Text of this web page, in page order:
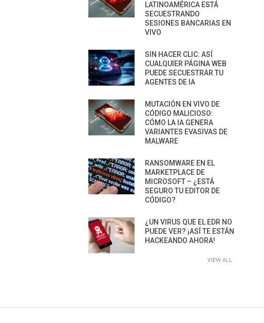
LATINOAMÉRICA ESTÁ
SECUESTRANDO
SESIONES BANCARIAS EN
VIVO
SIN HACER CLIC: ASÍ
CUALQUIER PÁGINA WEB
PUEDE SECUESTRAR TU
AGENTES DE IA
MUTACIÓN EN VIVO DE
CÓDIGO MALICIOSO:
CÓMO LA IA GENERA
VARIANTES EVASIVAS DE
MALWARE
RANSOMWARE EN EL
MARKETPLACE DE
MICROSOFT – ¿ESTÁ
SEGURO TU EDITOR DE
CÓDIGO?
¿UN VIRUS QUE EL EDR NO
PUEDE VER? ¡ASÍ TE ESTÁN
HACKEANDO AHORA!
VIEW ALL